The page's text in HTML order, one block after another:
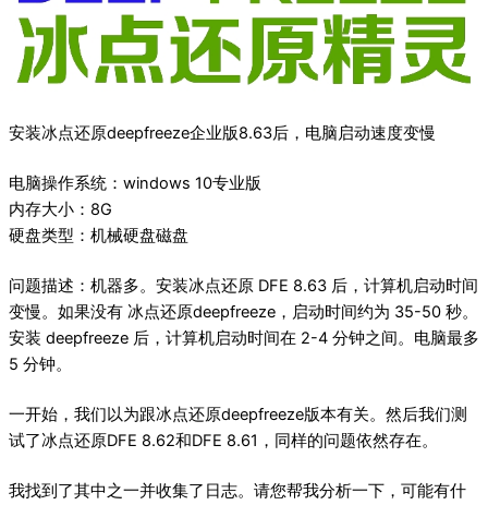
安装冰点还原deepfreeze企业版8.63后，电脑启动速度变慢
电脑操作系统：windows 10专业版
内存大小：8G
硬盘类型：机械硬盘磁盘
问题描述：机器多。安装冰点还原 DFE 8.63 后，计算机启动时间
变慢。如果没有 冰点还原deepfreeze，启动时间约为 35-50 秒。
安装 deepfreeze 后，计算机启动时间在 2-4 分钟之间。电脑最多
5 分钟。
一开始，我们以为跟冰点还原deepfreeze版本有关。然后我们测
试了冰点还原DFE 8.62和DFE 8.61，同样的问题依然存在。
我找到了其中之一并收集了日志。请您帮我分析一下，可能有什